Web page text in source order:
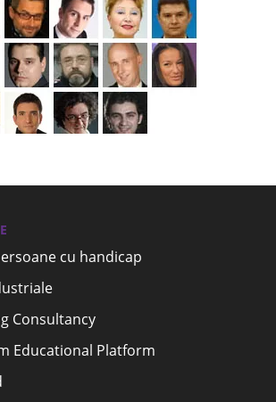
cu handicap
Consultancy
Educational Platform